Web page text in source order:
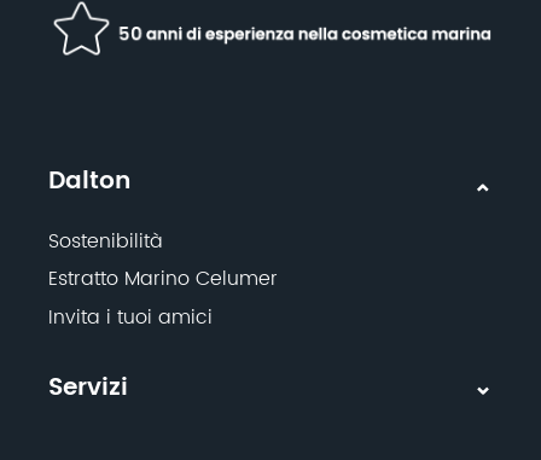
Dalton
Sostenibilità
Estratto Marino Celumer
Invita i tuoi amici
Servizi